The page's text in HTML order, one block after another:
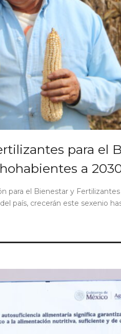
para el
a
para el Bienestar y
país, crecerán este sexenio